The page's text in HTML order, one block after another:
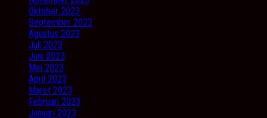
Oktober 2023
September 2023
Agustus 2023
Juli 2023
Juni 2023
Mei 2023
April 2023
Maret 2023
Februari 2023
Januari 2023